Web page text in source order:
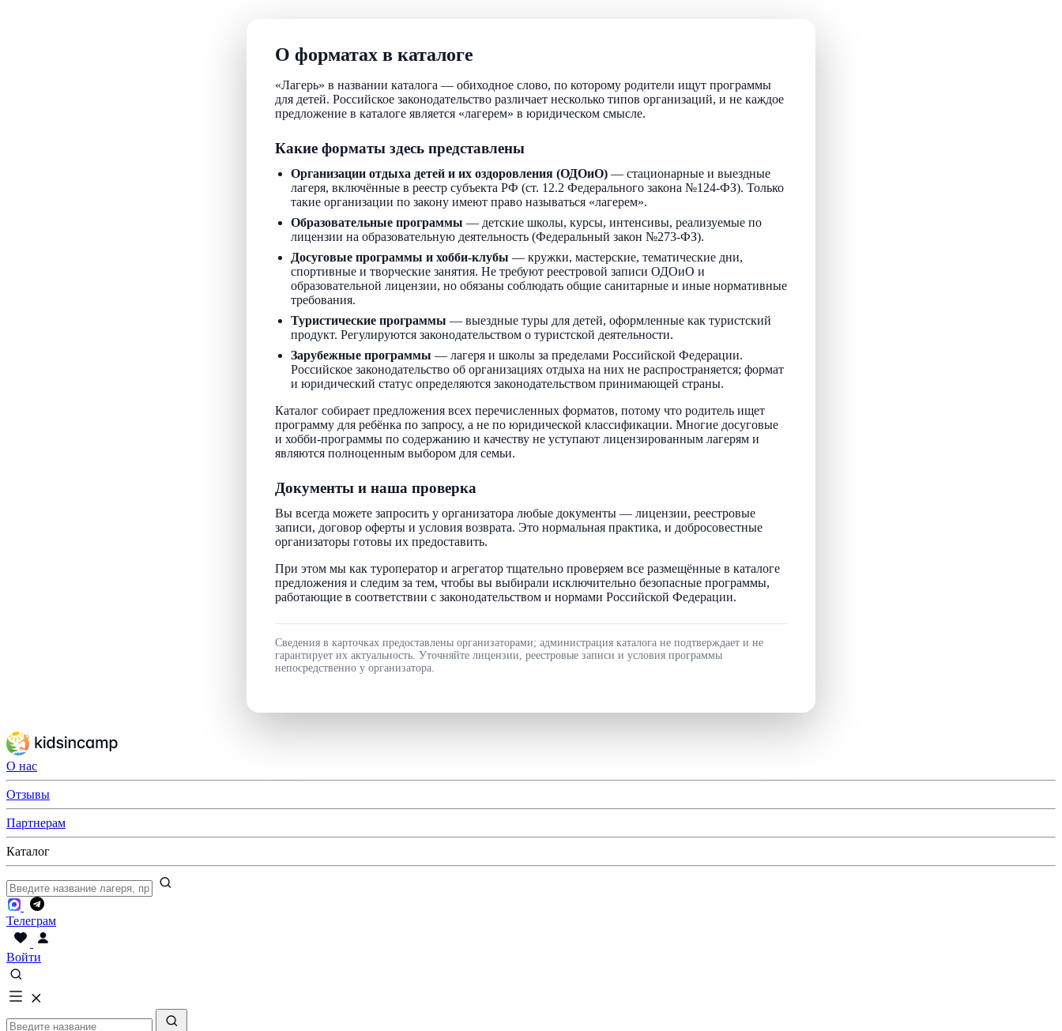
О форматах в каталоге
«Лагерь» в названии каталога — обиходное слово, по которому родители ищут программы
для детей. Российское законодательство различает несколько типов организаций, и не каждое
предложение в каталоге является «лагерем» в юридическом смысле.
Какие форматы здесь представлены
Организации отдыха детей и их оздоровления (ОДОиО) — стационарные и выездные
лагеря, включённые в реестр субъекта РФ (ст. 12.2 Федерального закона №124-ФЗ). Только
такие организации по закону имеют право называться «лагерем».
Образовательные программы — детские школы, курсы, интенсивы, реализуемые по
лицензии на образовательную деятельность (Федеральный закон №273-ФЗ).
Досуговые программы и хобби-клубы — кружки, мастерские, тематические дни,
спортивные и творческие занятия. Не требуют реестровой записи ОДОиО и
образовательной лицензии, но обязаны соблюдать общие санитарные и иные нормативные
требования.
Туристические программы — выездные туры для детей, оформленные как туристский
продукт. Регулируются законодательством о туристской деятельности.
Зарубежные программы — лагеря и школы за пределами Российской Федерации.
Российское законодательство об организациях отдыха на них не распространяется; формат
и юридический статус определяются законодательством принимающей страны.
Каталог собирает предложения всех перечисленных форматов, потому что родитель ищет
программу для ребёнка по запросу, а не по юридической классификации. Многие досуговые
и хобби-программы по содержанию и качеству не уступают лицензированным лагерям и
являются полноценным выбором для семьи.
Документы и наша проверка
Вы всегда можете запросить у организатора любые документы — лицензии, реестровые
записи, договор оферты и условия возврата. Это нормальная практика, и добросовестные
организаторы готовы их предоставить.
При этом мы как туроператор и агрегатор тщательно проверяем все размещённые в каталоге
предложения и следим за тем, чтобы вы выбирали исключительно безопасные программы,
работающие в соответствии с законодательством и нормами Российской Федерации.
Сведения в карточках предоставлены организаторами; администрация каталога не подтверждает и не
гарантирует их актуальность. Уточняйте лицензии, реестровые записи и условия программы
непосредственно у организатора.
О нас
Отзывы
Партнерам
Каталог
Телеграм
Войти